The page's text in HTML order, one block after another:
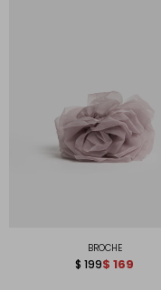
BROCHE
$ 199$ 169